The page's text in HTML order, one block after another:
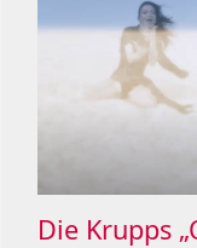
Die Krupps